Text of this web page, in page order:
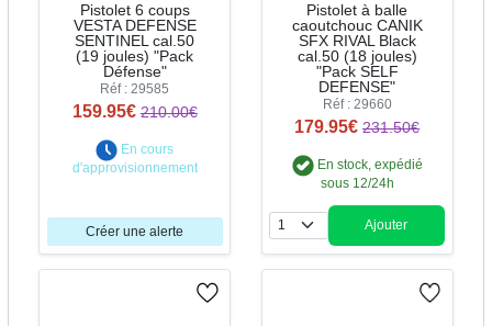
Pistolet 6 coups
VESTA DEFENSE
SENTINEL cal.50
(19 joules) "Pack
Défense"
Réf : 29585
159.95€ 210.00€
En cours
d'approvisionnement
Créer une alerte
Pistolet à balle
caoutchouc CANIK
SFX RIVAL Black
cal.50 (18 joules)
"Pack SELF
DEFENSE"
Réf : 29660
179.95€ 231.50€
En stock, expédié
sous 12/24h
Quantité
Ajouter